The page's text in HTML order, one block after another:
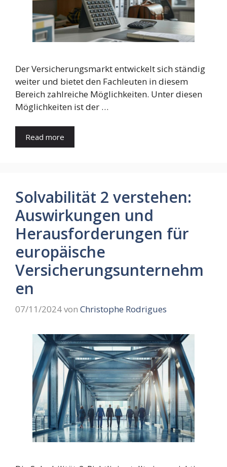
Der Versicherungsmarkt entwickelt sich ständig
weiter und bietet den Fachleuten in diesem
Bereich zahlreiche Möglichkeiten. Unter diesen
Möglichkeiten ist der …
Read more
Solvabilität 2 verstehen:
Auswirkungen und
Herausforderungen für
europäische
Versicherungsunternehm
en
07/11/2024von Christophe Rodrigues